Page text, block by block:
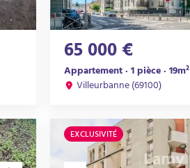
65 000 €
Appartement · 1 pièce · 19m²
Villeurbanne (69100)
EXCLUSIVITÉ